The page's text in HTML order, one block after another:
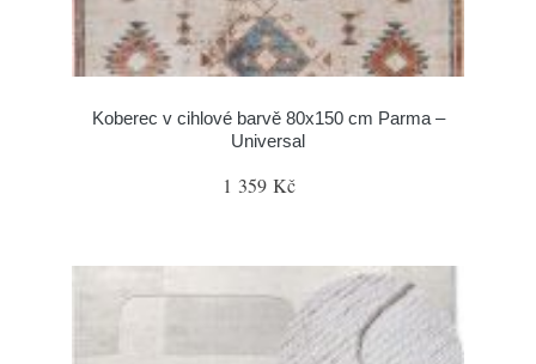
Koberec v cihlové barvě 80x150 cm Parma –
Universal
1 359 Kč